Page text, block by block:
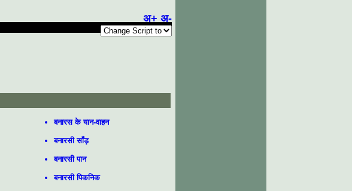
अ+ अ-
बनारस के यान-वाहन
बनारसी साँड़
बनारसी पान
बनारसी पिकनिक